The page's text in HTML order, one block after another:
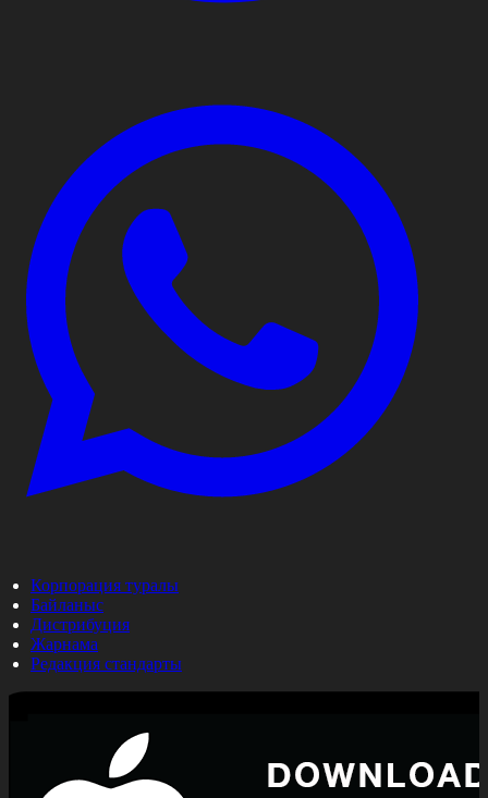
Корпорация туралы
Байланыс
Дистрибуция
Жарнама
Редакция стандарты